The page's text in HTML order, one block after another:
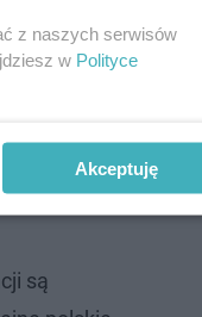
są
z naszych serwisów
w Polityce
Akceptuję